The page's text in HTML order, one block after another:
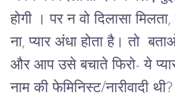
होगी । पर न वो दिलासा
ना, प्यार अंधा होता है। तो
और आप उसे बचाते फिरो- ये
नाम की फेमिनिस्ट/नारीवादी